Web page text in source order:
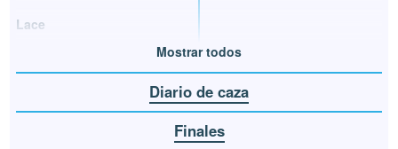
Lace
Mostrar todos
Diario de caza
Finales